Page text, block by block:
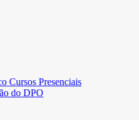
Cursos Presenciais
do DPO